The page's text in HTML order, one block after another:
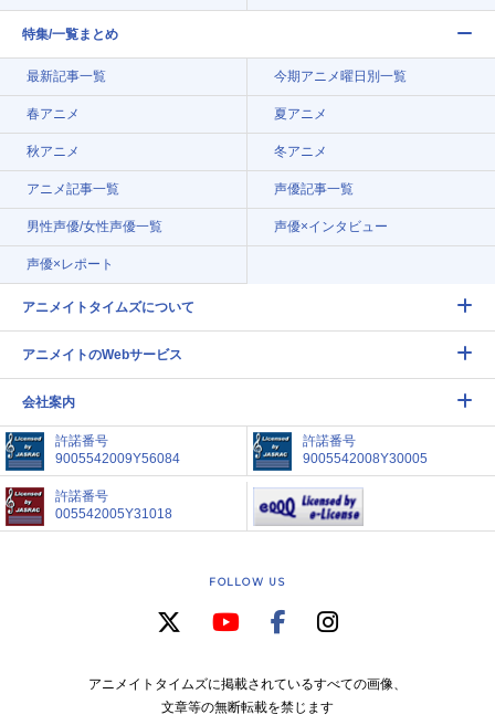
特集/一覧まとめ
最新記事一覧 今期アニメ曜日別一覧
春アニメ 夏アニメ
秋アニメ 冬アニメ
アニメ記事一覧 声優記事一覧
男性声優/女性声優一覧 声優×インタビュー
声優×レポート
アニメイトタイムズについて
アニメイトのWebサービス
会社案内
許諾番号
9005542009Y56084
許諾番号
9005542008Y30005
許諾番号
005542005Y31018
FOLLOW US
アニメイトタイムズに掲載されているすべての画像、
文章等の無断転載を禁じます